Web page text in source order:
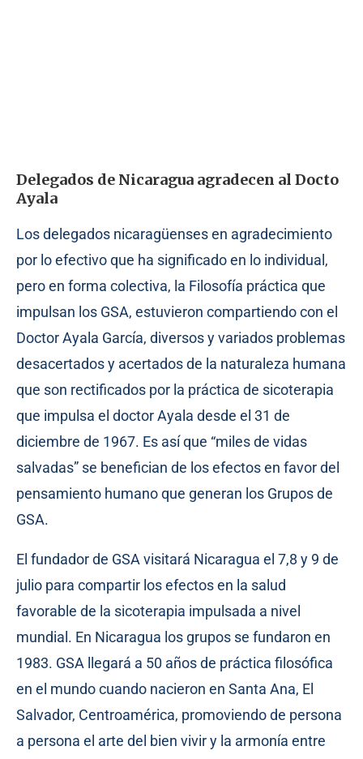
Delegados de Nicaragua agradecen al Docto
Ayala
Los delegados nicaragüenses en agradecimiento
por lo efectivo que ha significado en lo individual,
pero en forma colectiva, la Filosofía práctica que
impulsan los GSA, estuvieron compartiendo con el
Doctor Ayala García, diversos y variados problemas
desacertados y acertados de la naturaleza humana
que son rectificados por la práctica de sicoterapia
que impulsa el doctor Ayala desde el 31 de
diciembre de 1967. Es así que “miles de vidas
salvadas” se benefician de los efectos en favor del
pensamiento humano que generan los Grupos de
GSA.
El fundador de GSA visitará Nicaragua el 7,8 y 9 de
julio para compartir los efectos en la salud
favorable de la sicoterapia impulsada a nivel
mundial. En Nicaragua los grupos se fundaron en
1983. GSA llegará a 50 años de práctica filosófica
en el mundo cuando nacieron en Santa Ana, El
Salvador, Centroamérica, promoviendo de persona
a persona el arte del bien vivir y la armonía entre